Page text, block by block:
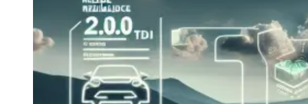
Navigatie Bmw Seria 1 E87
Navigatie Bmw X1
Navigatie Bmw X1 E84
Navigatie BMW X3
Navigatie BMW X3 E83
Navigatie BMW X3 f25
Dacia Logan
Navigație Dacia Logan 1 (2004–2012)